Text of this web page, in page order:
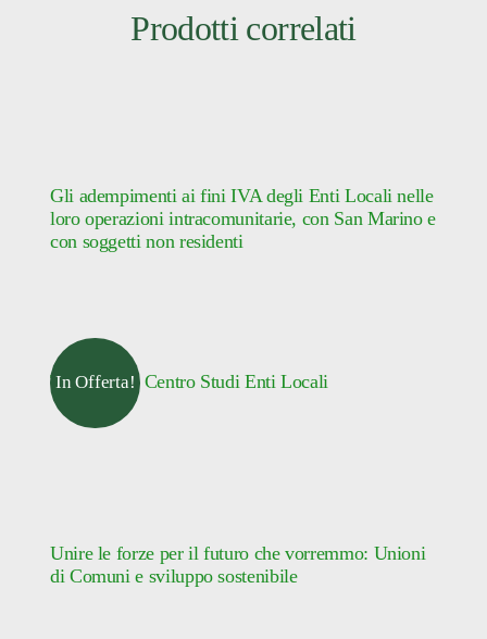
Prodotti correlati
Gli adempimenti ai fini IVA degli Enti Locali nelle
loro operazioni intracomunitarie, con San Marino e
con soggetti non residenti
In Offerta!
Tributinews Centro Studi Enti Locali
Unire le forze per il futuro che vorremmo: Unioni
di Comuni e sviluppo sostenibile